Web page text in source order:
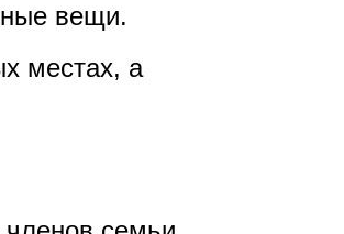
вещи.
местах, а